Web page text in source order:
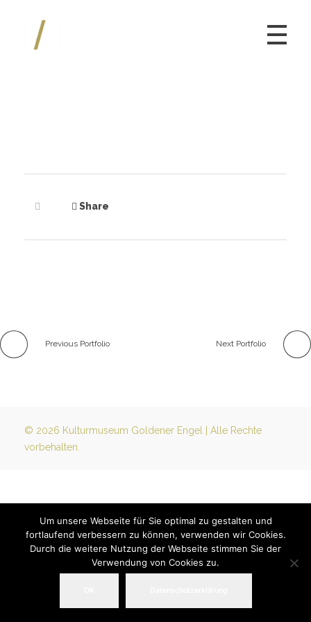
Share
Previous Portfolio Next Portfolio
© 2026 Kulturmuseum Goldener Engel | Alle Rechte
vorbehalten.
Um unsere Webseite für Sie optimal zu gestalten und
fortlaufend verbessern zu können, verwenden wir Cookies.
Durch die weitere Nutzung der Webseite stimmen Sie der
Verwendung von Cookies zu.